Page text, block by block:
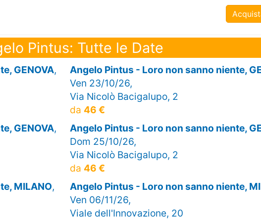
Pintus: Tutte le Date
GENOVA,
Angelo Pintus - Loro non sanno niente,
Ven 23/10/26,
Via Nicolò Bacigalupo, 2
da 46 €
GENOVA,
Angelo Pintus - Loro non sanno niente,
Dom 25/10/26,
Via Nicolò Bacigalupo, 2
da 46 €
MILANO,
Angelo Pintus - Loro non sanno niente,
Ven 06/11/26,
Viale dell'Innovazione, 20